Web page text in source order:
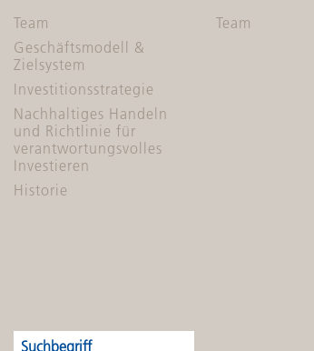
Team
Geschäftsmodell &
Zielsystem
Investitionsstrategie
Nachhaltiges Handeln
und Richtlinie für
verantwortungsvolles
Investieren
Historie
Team